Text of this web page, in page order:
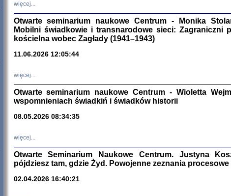
Warszawa 2022
więcej...
Otwarte seminarium naukowe Centrum - Monika
Mobilni świadkowie i transnarodowe sieci: Zagraniczni
kościelna wobec Zagłady (1941–1943)
11.06.2026 12:05:44
więcej...
Otwarte seminarium naukowe Centrum - Wioletta
wspomnieniach świadkiń i świadków historii
08.05.2026 08:34:35
więcej...
Otwarte Seminarium Naukowe Centrum. Justyna
pójdziesz tam, gdzie Żyd. Powojenne zeznania procesowe
02.04.2026 16:40:21